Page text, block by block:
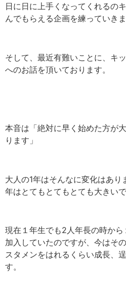
日に日に上手くなってくれるの
んでもらえる企画を練っていき
そして、最近有難いことに、キ
へのお話を頂いております。
本音は「絶対に早く始めた方が
ります」
大人の1年はそんなに変化はあり
年はとてもとてもとても大きいで
現在１年生でも2人年長の時か
加入していたのですが、今はそ
スタメンをはれるくらい成長、
す。